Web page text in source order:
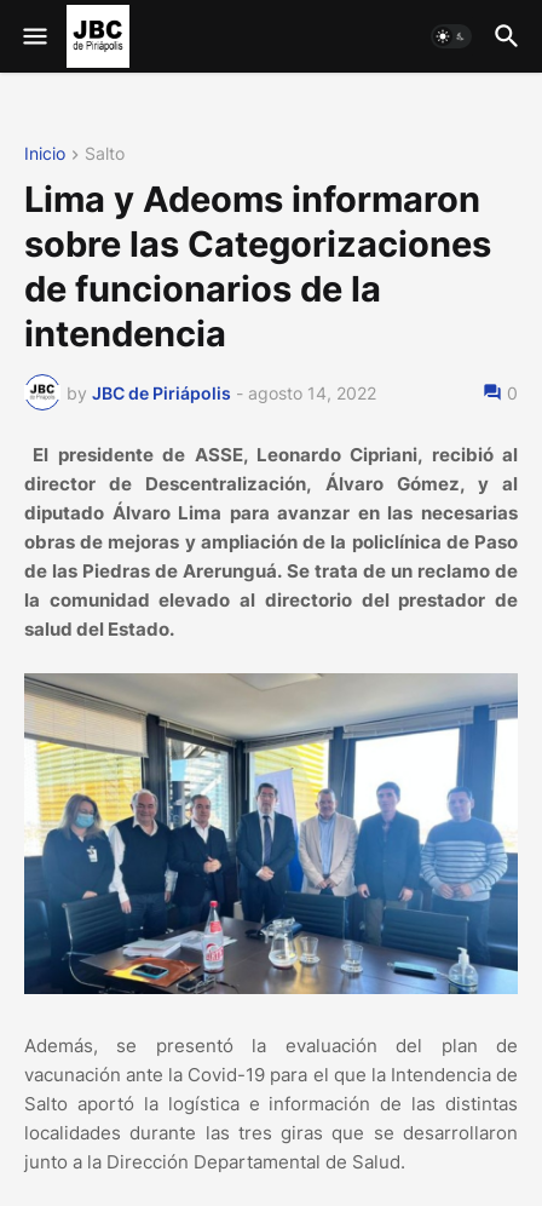
Inicio Salto
Lima y Adeoms informaron
sobre las Categorizaciones
de funcionarios de la
intendencia
by JBC de Piriápolis - agosto 14, 2022 0
El presidente de ASSE, Leonardo Cipriani, recibió al
director de Descentralización, Álvaro Gómez, y al
diputado Álvaro Lima para avanzar en las necesarias
obras de mejoras y ampliación de la policlínica de Paso
de las Piedras de Arerunguá. Se trata de un reclamo de
la comunidad elevado al directorio del prestador de
salud del Estado.
Además, se presentó la evaluación del plan de
vacunación ante la Covid-19 para el que la Intendencia de
Salto aportó la logística e información de las distintas
localidades durante las tres giras que se desarrollaron
junto a la Dirección Departamental de Salud.